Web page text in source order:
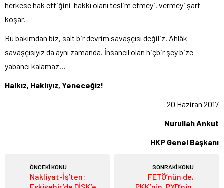
herkese hak ettiğini-hakkı olanı teslim etmeyi, vermeyi şart
koşar.
Bu bakımdan biz, salt bir devrim savaşçısı değiliz. Ahlâk
savaşçısıyız da aynı zamanda. İnsancıl olan hiçbir şey bize
yabancı kalamaz…
Halkız, Haklıyız, Yeneceğiz!
20 Haziran 2017
Nurullah Ankut
HKP Genel Başkanı
ÖNCEKİ KONU
Nakliyat-İş’ten:
SONRAKİ KONU
FETÖ’nün de,